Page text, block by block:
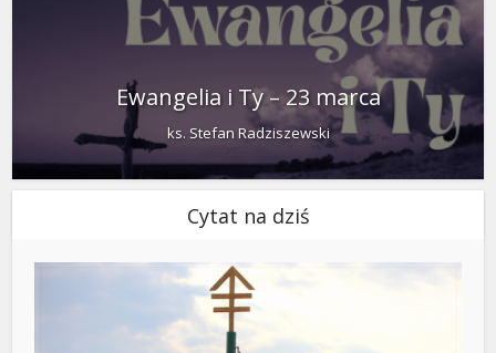
Ewangelia i Ty – 23 marca
ks. Stefan Radziszewski
Cytat na dziś